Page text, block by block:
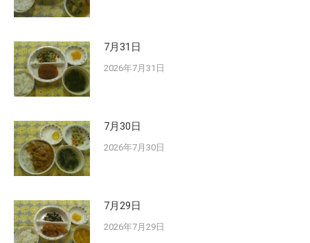
7月31日
2026年7月31日
7月30日
2026年7月30日
7月29日
2026年7月29日